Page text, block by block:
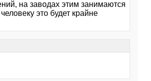
на заводах этим занимаются
это будет крайне